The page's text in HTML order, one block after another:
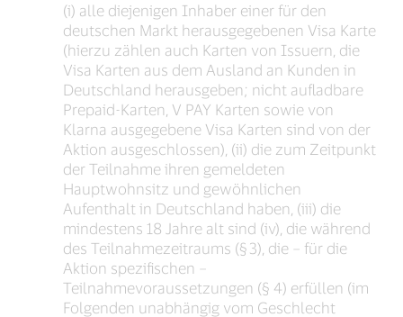
(i) alle diejenigen Inhaber einer für den
deutschen Markt herausgegebenen Visa Karte
(hierzu zählen auch Karten von Issuern, die
Visa Karten aus dem Ausland an Kunden in
Deutschland herausgeben; nicht aufladbare
Prepaid-Karten, V PAY Karten sowie von
Klarna ausgegebene Visa Karten sind von der
Aktion ausgeschlossen), (ii) die zum Zeitpunkt
der Teilnahme ihren gemeldeten
Hauptwohnsitz und gewöhnlichen
Aufenthalt in Deutschland haben, (iii) die
mindestens 18 Jahre alt sind (iv), die während
des Teilnahmezeitraums (§ 3), die – für die
Aktion spezifischen –
Teilnahmevoraussetzungen (§ 4) erfüllen (im
Folgenden unabhängig vom Geschlecht